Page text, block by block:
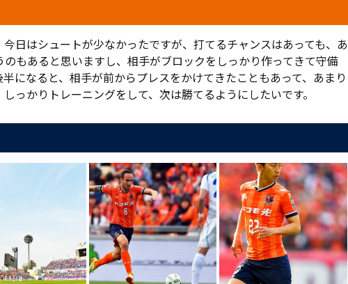
日はシュートが少なかったですが、打てるチャンスはあっても、あ
もあると思いますし、相手がブロックをしっかり作ってきて守備
になると、相手が前からプレスをかけてきたこともあって、あまり
っかりトレーニングをして、次は勝てるようにしたいです。